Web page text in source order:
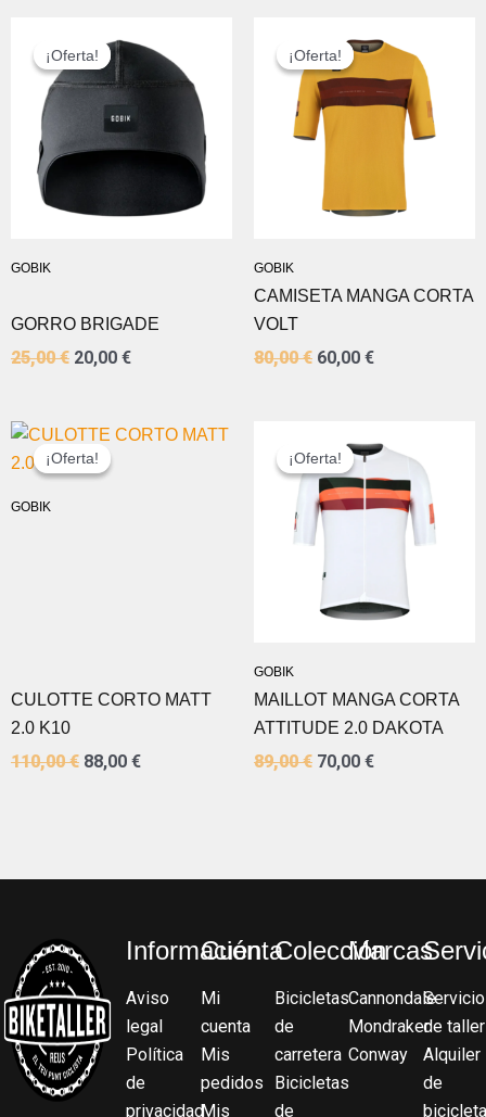
¡Oferta!
GOBIK
¡Oferta!
GORRO BRIGADE
25,00€
PRECIO
ORIGINAL
ERA:
25,00 €.
20,00 €
PRECIO
ACTUAL
ES:
¡Oferta!
GOBIK
¡Oferta!
CAMISETA MANGA CORTA
VOLT
80,00€
PRECIO
ORIGINAL
ERA:
80,00 €.
60,00 €
PRECIO
ACTUAL
ES:
60,00 €.
¡Oferta!
GOBIK
¡Oferta!
CULOTTE CORTO MATT
2.0 K10
110,00€
EL
PRECIO
ORIGINAL
88,00 €
EL
¡Oferta!
GOBIK
¡Oferta!
MAILLOT MANGA CORTA
ATTITUDE 2.0 DAKOTA
89,00€
PRECIO
ORIGINAL
ERA:
89,00 €.
70,00 €
PRECIO
ACTUAL
ES:
70,00 €.
Información
Aviso
legal
Política
de
privacidad
Cuenta
Mi
cuenta
Mis
pedidos
Mis
Colección
Bicicletas
de
carretera
Bicicletas
de
Marcas
Cannondale
Mondraker
Conway
Servicio
de taller
Alquiler
de